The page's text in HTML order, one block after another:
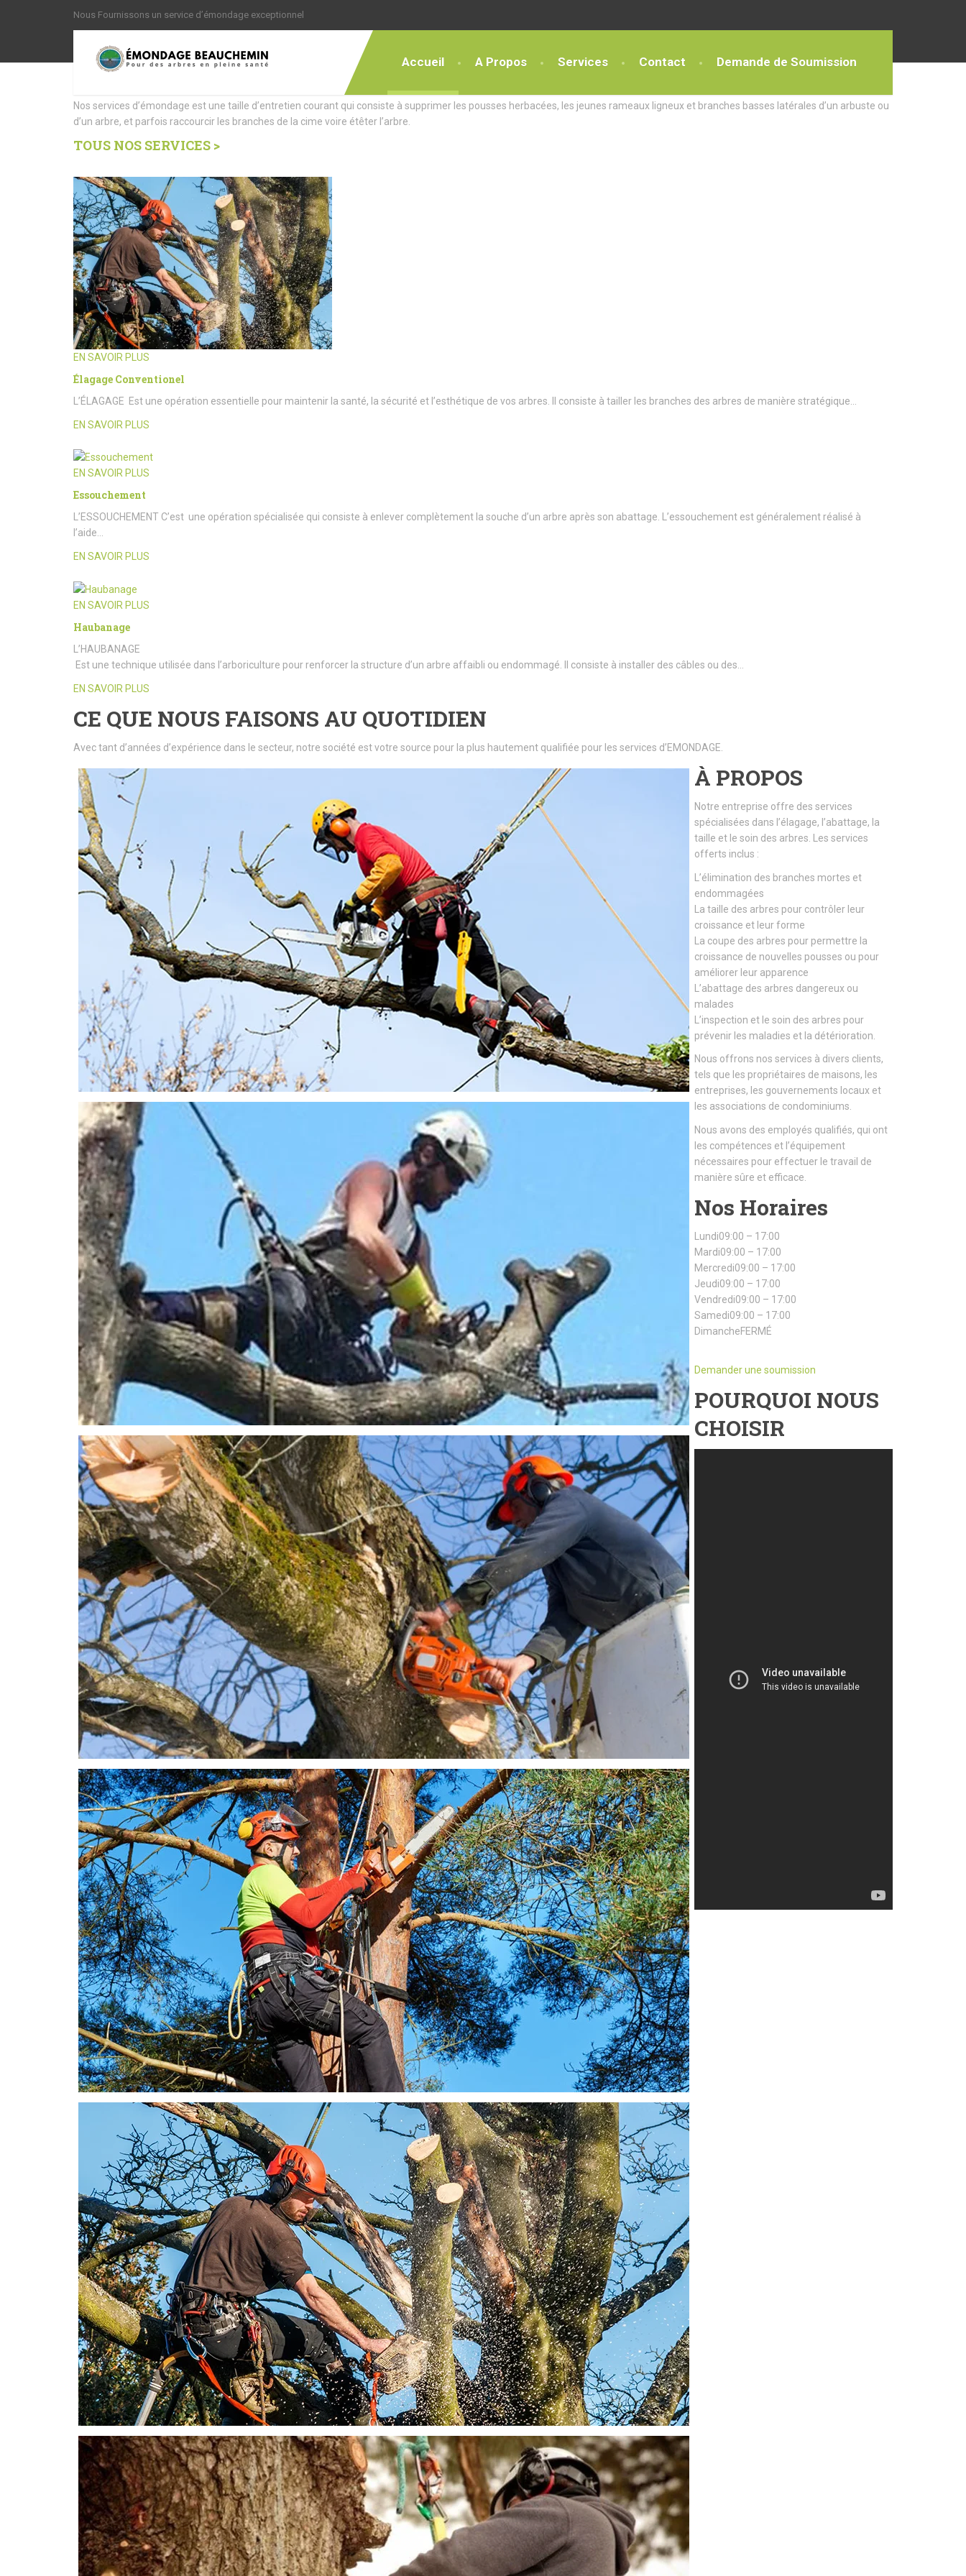
Nous Fournissons un service d’émondage exceptionnel
Accueil A Propos Services Contact Demande de Soumission
Nous offrons des Services Exceptionnels
Nos services d’émondage est une taille d’entretien courant qui consiste à supprimer les pousses herbacées, les jeunes rameaux ligneux et branches basses latérales d’un arbuste ou
d’un arbre, et parfois raccourcir les branches de la cime voire étêter l’arbre.
TOUS NOS SERVICES >
EN SAVOIR PLUS
Élagage Conventionel
L’ÉLAGAGE Est une opération essentielle pour maintenir la santé, la sécurité et l’esthétique de vos arbres. Il consiste à tailler les branches des arbres de manière stratégique…
EN SAVOIR PLUS
EN SAVOIR PLUS
Essouchement
L’ESSOUCHEMENT C’est une opération spécialisée qui consiste à enlever complètement la souche d’un arbre après son abattage. L’essouchement est généralement réalisé à
l’aide…
EN SAVOIR PLUS
EN SAVOIR PLUS
Haubanage
L’HAUBANAGE
Est une technique utilisée dans l’arboriculture pour renforcer la structure d’un arbre affaibli ou endommagé. Il consiste à installer des câbles ou des…
EN SAVOIR PLUS
CE QUE NOUS FAISONS AU QUOTIDIEN
Avec tant d’années d’expérience dans le secteur, notre société est votre source pour la plus hautement qualifiée pour les services d’EMONDAGE.
À PROPOS
Notre entreprise offre des services
spécialisées dans l’élagage, l’abattage, la
taille et le soin des arbres. Les services
offerts inclus :
L’élimination des branches mortes et
endommagées
La taille des arbres pour contrôler leur
croissance et leur forme
La coupe des arbres pour permettre la
croissance de nouvelles pousses ou pour
améliorer leur apparence
L’abattage des arbres dangereux ou
malades
L’inspection et le soin des arbres pour
prévenir les maladies et la détérioration.
Nous offrons nos services à divers clients,
tels que les propriétaires de maisons, les
entreprises, les gouvernements locaux et
les associations de condominiums.
Nous avons des employés qualifiés, qui ont
les compétences et l’équipement
nécessaires pour effectuer le travail de
manière sûre et efficace.
Nos Horaires
Lundi09:00 – 17:00
Mardi09:00 – 17:00
Mercredi09:00 – 17:00
Jeudi09:00 – 17:00
Vendredi09:00 – 17:00
Samedi09:00 – 17:00
DimancheFERMÉ
Demander une soumission
POURQUOI NOUS
CHOISIR